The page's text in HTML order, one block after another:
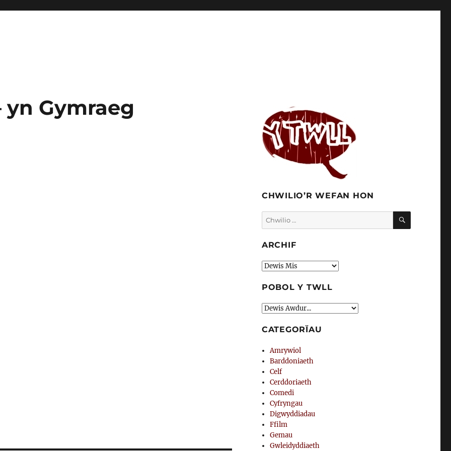
yn Gymraeg
CHWILIO’R WEFAN HON
Chwilio
am:
CHWILIO
ARCHIF
Archif
POBOL Y TWLL
CATEGORÏAU
Amrywiol
Barddoniaeth
Celf
Cerddoriaeth
Comedi
Cyfryngau
Digwyddiadau
Ffilm
Gemau
Gwleidyddiaeth